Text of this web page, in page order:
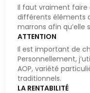
Il faut vraiment
différents éléments
marrons afin qu’elle
ATTENTION
Il est important de
Personnellement,
AOP, variété
traditionnels.
LA RENTABILITÉ